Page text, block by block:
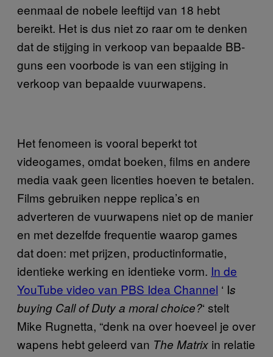
eenmaal de nobele leeftijd van 18 hebt
bereikt. Het is dus niet zo raar om te denken
dat de stijging in verkoop van bepaalde BB-
guns een voorbode is van een stijging in
verkoop van bepaalde vuurwapens.
Het fenomeen is vooral beperkt tot
videogames, omdat boeken, films en andere
media vaak geen licenties hoeven te betalen.
Films gebruiken neppe replica’s en
adverteren de vuurwapens niet op de manier
en met dezelfde frequentie waarop games
dat doen: met prijzen, productinformatie,
identieke werking en identieke vorm. In de
YouTube video van PBS Idea Channel ‘ Is
buying Call of Duty a moral choice?‘ stelt
Mike Rugnetta, “denk na over hoeveel je over
wapens hebt geleerd van The Matrix in relatie